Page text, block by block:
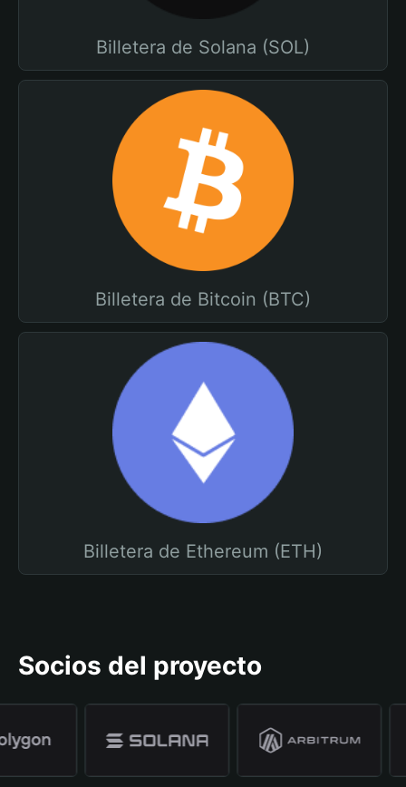
Billetera de Solana (SOL)
Billetera de Bitcoin (BTC)
Billetera de Ethereum (ETH)
Socios del proyecto